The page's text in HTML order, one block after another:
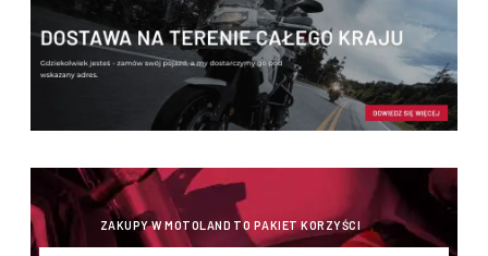
ZAKUPY W MOTOLAND TO PAKIET KORZYŚCI